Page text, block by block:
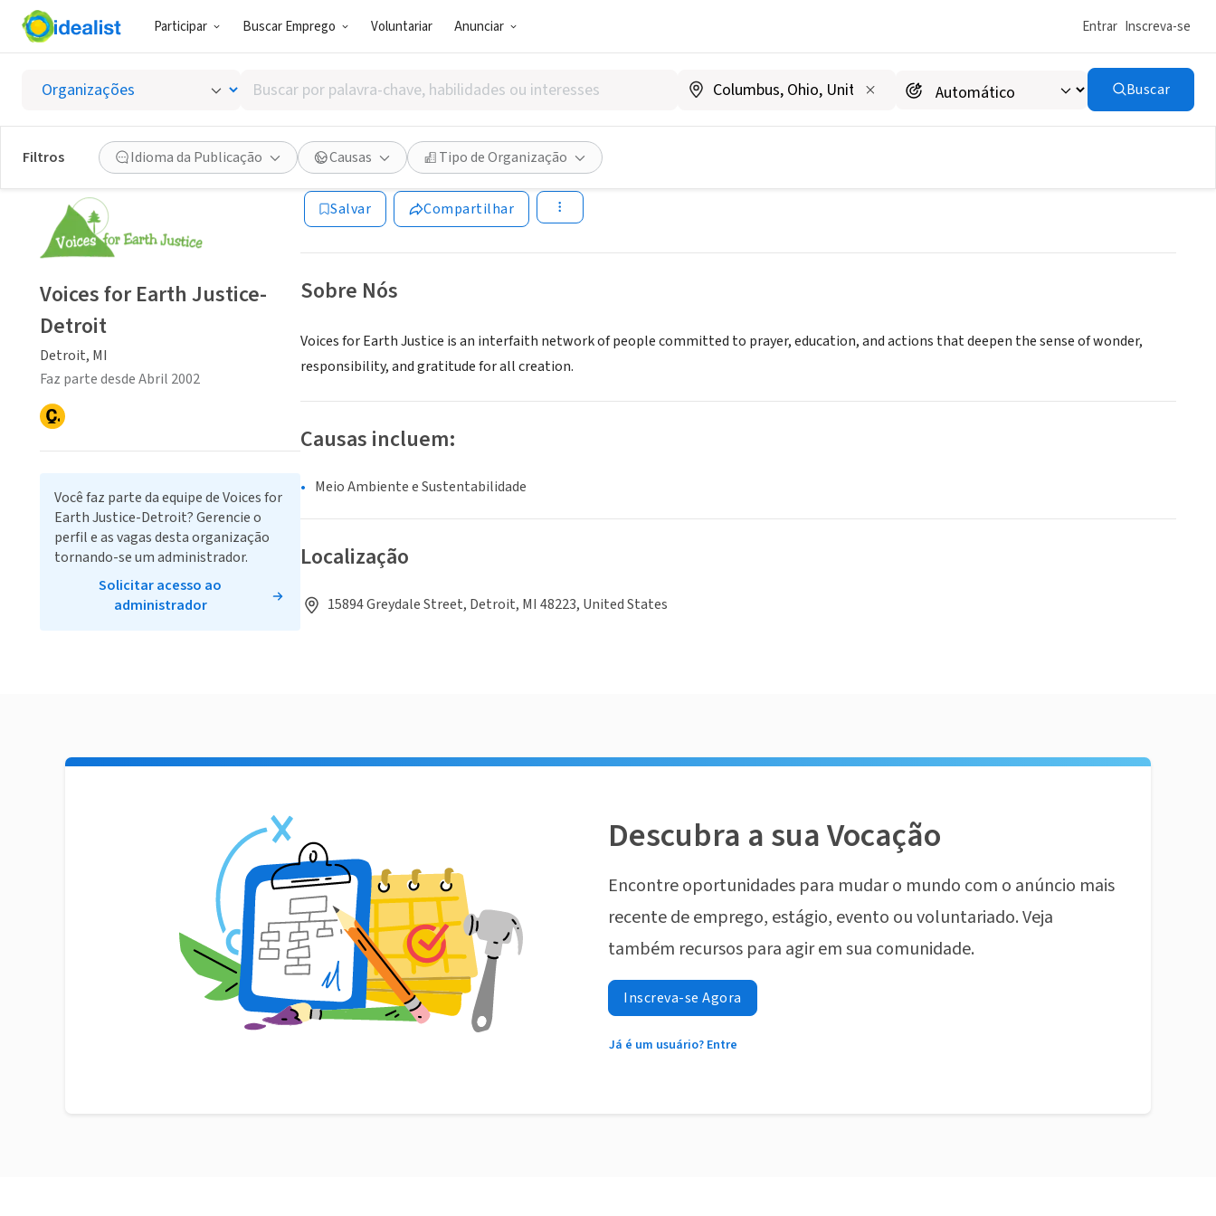
Participar Buscar Emprego Voluntariar Anunciar Entrar Inscreva-se
Buscar
por
palavra-
chave,
habilidades
ou
interesses
Buscar
Filtros Idioma da Publicação Causas Tipo de Organização
Voices for Earth Justice-Detroit
Detroit, MI| www.voices4earth.org
Salvar Compartilhar
Sobre Nós
Voices for Earth Justice is an interfaith network of people committed to prayer, education, and actions that deepen the sense of wonder,
responsibility, and gratitude for all creation.
Causas incluem:
Meio Ambiente e Sustentabilidade
Localização
15894 Greydale Street, Detroit, MI 48223, United States
Voices for Earth Justice-
Detroit
Detroit, MI
Faz parte desde Abril 2002
Você faz parte da equipe de Voices for
Earth Justice-Detroit? Gerencie o
perfil e as vagas desta organização
tornando-se um administrador.
Solicitar acesso ao
administrador
Descubra a sua Vocação
Encontre oportunidades para mudar o mundo com o anúncio mais
recente de emprego, estágio, evento ou voluntariado. Veja
também recursos para agir em sua comunidade.
Inscreva-se Agora
Já é um usuário? Entre